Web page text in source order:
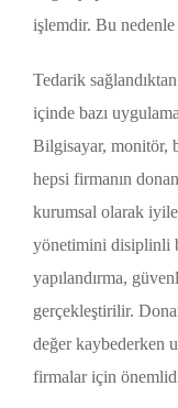
işlemdir. Bu nedenle
Tedarik
içinde bazı
Bilgisayar, monitör,
hepsi firmanın
kurumsal olarak
yönetimini disiplinli
yapılandırma,
gerçekleştirilir.
değer kaybederken
firmalar için